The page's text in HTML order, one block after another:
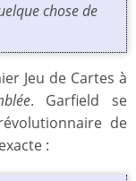
chose de
Jeu de Cartes à
. Garfield se
de
: